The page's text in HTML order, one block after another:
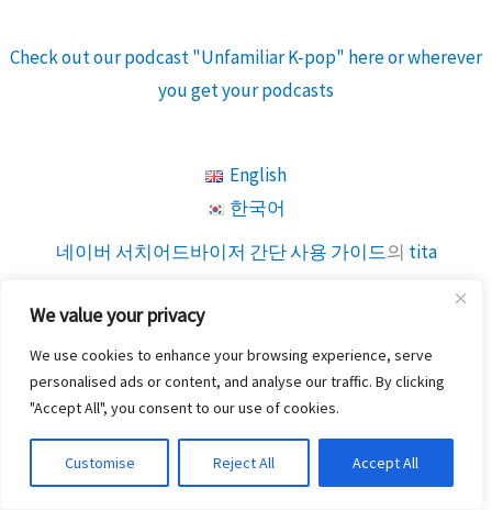
We value your privacy
We use cookies to enhance your browsing experience, serve
personalised ads or content, and analyse our traffic. By clicking
"Accept All", you consent to our use of cookies.
Customise Reject All Accept All
Check out our podcast "Unfamiliar K-pop" here or wherever
you get your podcasts
English
한국어
네이버 서치어드바이저 간단 사용 가이드의 tita
hanks for the helpful information shared. the article is really very
helpful. GTU
네이버 서치어드바이저 간단 사용 가이드의tita
2023-02-01